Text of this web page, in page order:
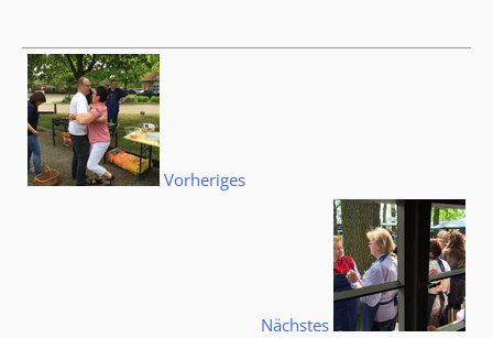
Vorheriges
Nächstes